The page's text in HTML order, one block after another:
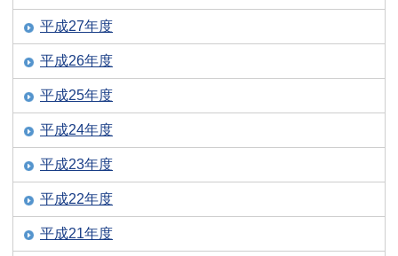
平成27年度
平成26年度
平成25年度
平成24年度
平成23年度
平成22年度
平成21年度